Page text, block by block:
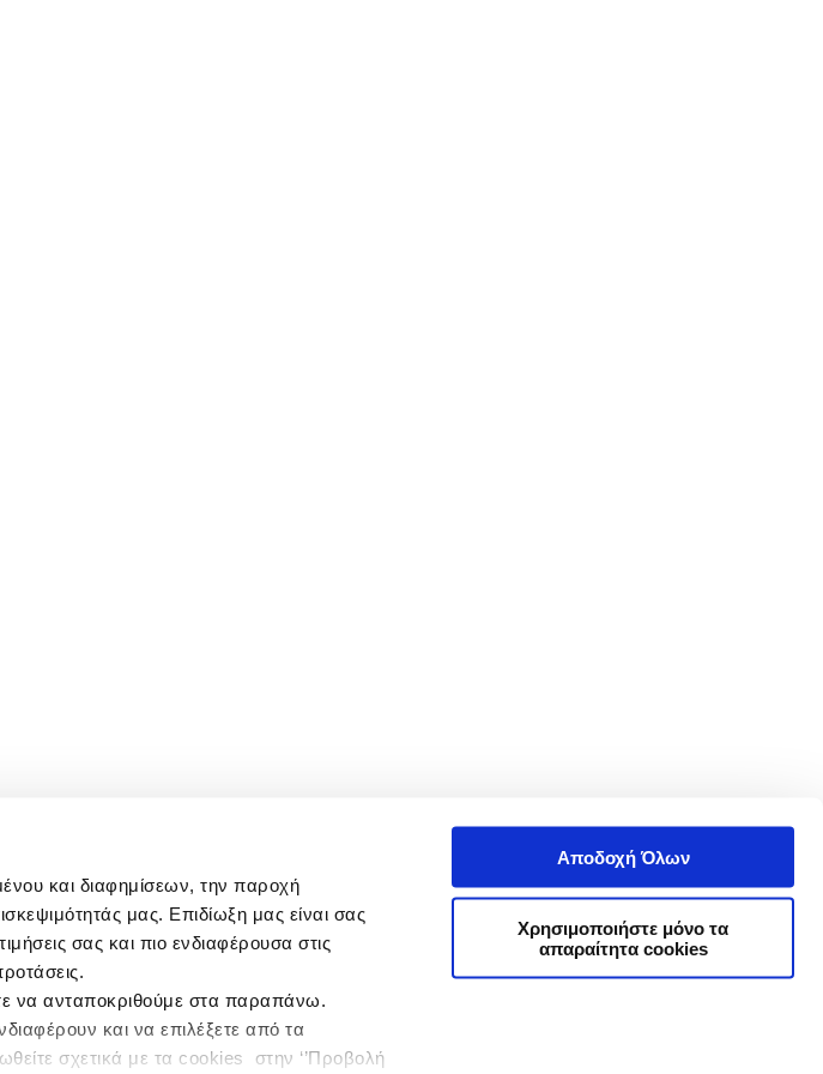
και διαφημίσεων, την παροχή
μας. Επιδίωξη μας είναι σας
σας και πιο ενδιαφέρουσα στις
να ανταποκριθούμε στα παραπάνω.
και να επιλέξετε από τα
σχετικά με τα cookies στην ‘’Προβολή
Αποδοχή Όλων
Χρησιμοποιήστε μόνο τα
απαραίτητα cookies